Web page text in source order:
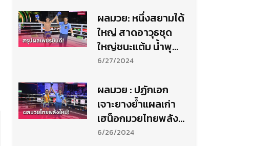
ผลมวย: หนึ่งสยามได้
ใหญ่ สาดอาวุธชุด
ใหญ่ชนะแต้ม น้ำพุ
ขาดลอย
6/27/2024
ผลมวย : ปฏักเอก
เจาะยางย้ำแผลเก่า
เฮน็อกมวยไทยพลัง
ใหม่
6/26/2024